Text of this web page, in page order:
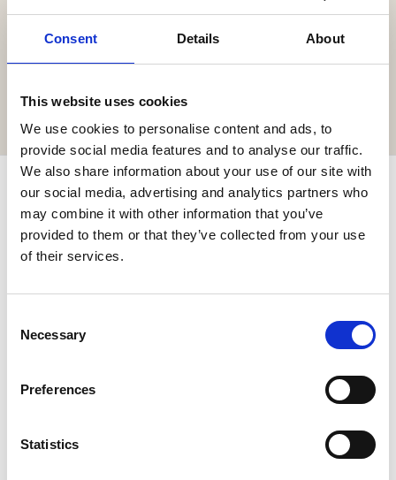
Consent Details About
This website uses cookies
We use cookies to personalise content and ads, to
provide social media features and to analyse our traffic.
We also share information about your use of our site with
our social media, advertising and analytics partners who
may combine it with other information that you’ve
provided to them or that they’ve collected from your use
of their services.
Selection
Necessary
Preferences
Statistics
Preuzmite našu aplikaciju!
Kroz web aplikaciju možete pogledati sadržaje resorta,
rezervirati doživljaje, rezervirati stol u nekom od restorana
PRETPLATI SE I OSTVARI DO 10 %
POPUSTA!
Prijavi se na naš newsletter za ekskluzivne novosti i